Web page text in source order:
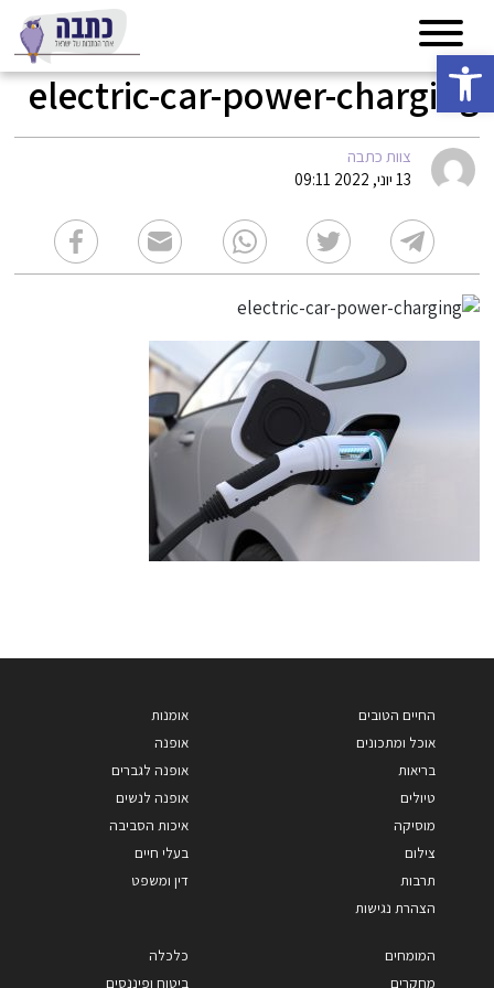
פתח סרגל נגישות
electric-car-power-charging
צוות כתבה
13 יוני, 2022 09:11
החיים הטובים
אוכל ומתכונים
בריאות
טיולים
מוסיקה
צילום
תרבות
הצהרת נגישות
אומנות
אופנה
אופנה לגברים
אופנה לנשים
איכות הסביבה
בעלי חיים
דין ומשפט
המומחים
מחקרים
כלכלה
ביטוח ופיננסים